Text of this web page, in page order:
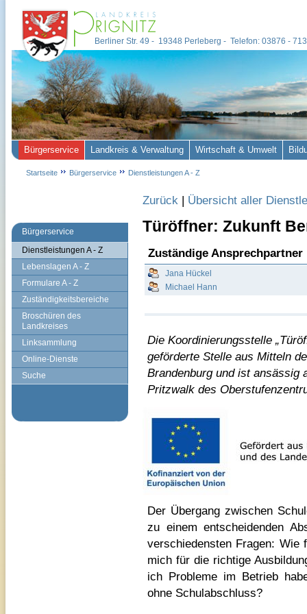
Bürgerservice
Dienstleistungen A - Z
Lebenslagen A - Z
Formulare A - Z
Zuständigkeitsbereiche
Broschüren des
Landkreises
Linksammlung
Online-Dienste
Suche
Zurück | Übersicht aller
Türöffner: Zukunft
Zuständige Ansprechpartner
Jana Hückel
Michael Hann
Die Koordinierungsstelle
geförderte Stelle aus Mitteln
Brandenburg und ist ansässig
Pritzwalk des
Der Übergang zwischen
zu einem entscheidenden
verschiedensten Fragen: Wie
mich für die richtige
ich Probleme im Betrieb
ohne Schulabschluss?
Berliner Str. 49 - 19348 Perleberg - Telefon: 03876 -
Bürgerservice Landkreis & Verwaltung Wirtschaft & Umwelt
Startseite Bürgerservice Dienstleistungen A - Z